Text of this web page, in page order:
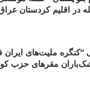
در اقلیم کردستان
“کنگره ملیت‌های ایران
مقرهای حزب